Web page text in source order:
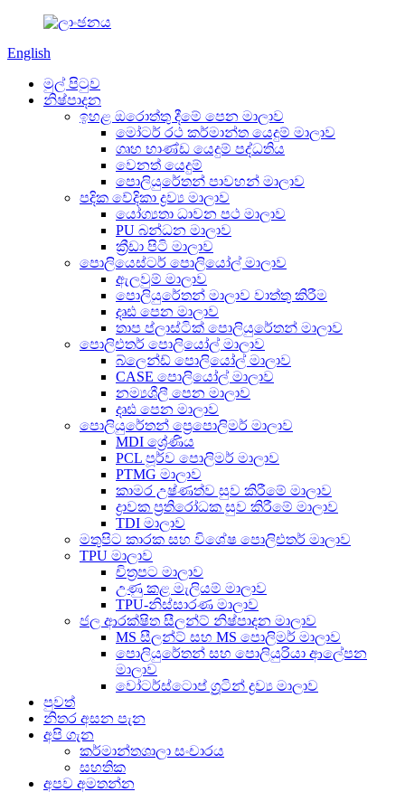
English
මුල් පිටුව
නිෂ්පාදන
ඉහළ ඔරොත්තු දීමේ පෙන මාලාව
මෝටර් රථ කර්මාන්ත යෙදුම් මාලාව
ගෘහ භාණ්ඩ යෙදුම් පද්ධතිය
වෙනත් යෙදුම්
පොලියුරේතන් පාවහන් මාලාව
පදික වේදිකා ද්‍රව්‍ය මාලාව
යෝග්‍යතා ධාවන පථ මාලාව
PU බන්ධන මාලාව
ක්‍රීඩා පිටි මාලාව
පොලියෙස්ටර් පොලියෝල් මාලාව
ඇලවුම් මාලාව
පොලියුරේතන් මාලාව වාත්තු කිරීම
දෘඪ පෙන මාලාව
තාප ප්ලාස්ටික් පොලියුරේතන් මාලාව
පොලිඑතර් පොලියෝල් මාලාව
බ්ලෙන්ඩ් පොලියෝල් මාලාව
CASE පොලියෝල් මාලාව
නම්‍යශීලී පෙන මාලාව
දෘඪ පෙන මාලාව
පොලියුරේතන් ප්‍රෙපොලිමර් මාලාව
MDI ශ්‍රේණිය
PCL පූර්ව පොලිමර් මාලාව
PTMG මාලාව
කාමර උෂ්ණත්ව සුව කිරීමේ මාලාව
ද්‍රාවක ප්‍රතිරෝධක සුව කිරීමේ මාලාව
TDI මාලාව
මතුපිට කාරක සහ විශේෂ පොලිඑතර් මාලාව
TPU මාලාව
චිත්‍රපට මාලාව
උණු කළ මැලියම් මාලාව
TPU-නිස්සාරණ මාලාව
ජල ආරක්ෂිත සීලන්ට් නිෂ්පාදන මාලාව
MS සීලන්ට් සහ MS පොලිමර් මාලාව
පොලියුරේතන් සහ පොලියුරියා ආලේපන
මාලාව
වෝටර්ස්ටොප් ග්‍රූටින් ද්‍රව්‍ය මාලාව
පුවත්
නිතර අසන පැන
අපි ගැන
කර්මාන්තශාලා සංචාරය
සහතික
අපව අමතන්න